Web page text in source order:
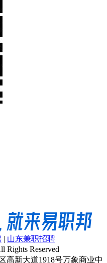
| 山东兼职招聘
Rights Reserved
高新大道1918号万象商业中